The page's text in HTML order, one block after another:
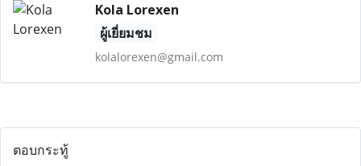
Kola Lorexen
ผู้เยี่ยมชม
kolalorexen@gmail.com
ตอบกระทู้